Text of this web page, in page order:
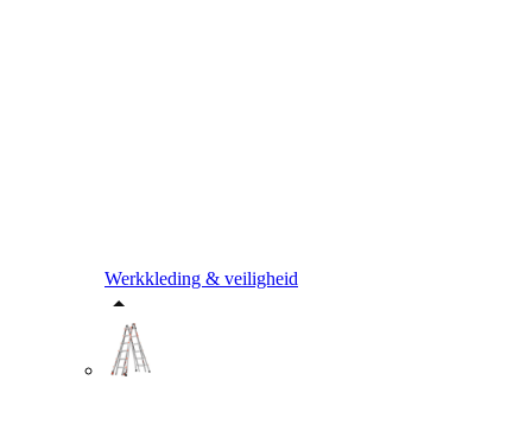
Werkkleding & veiligheid